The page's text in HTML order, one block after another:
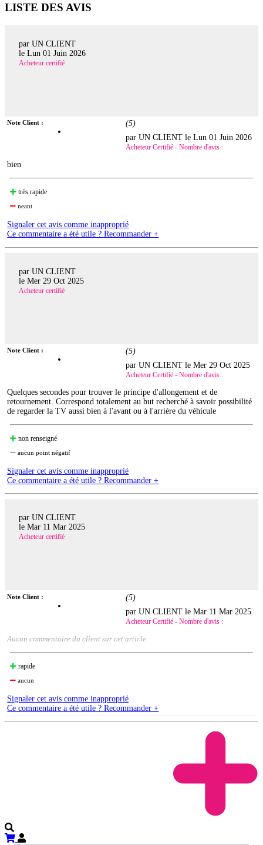
LISTE DES AVIS
par UN CLIENT
le Lun 01 Juin 2026
Acheteur certifié
Note Client : (5)
par UN CLIENT leLun 01 Juin 2026
Acheteur Certifié - Nombre d'avis :
bien
très rapide
neant
Signaler cet avis comme inapproprié
Ce commentaire a été utile ? Recommander +
par UN CLIENT
le Mer 29 Oct 2025
Acheteur certifié
Note Client : (5)
par UN CLIENT leMer 29 Oct 2025
Acheteur Certifié - Nombre d'avis :
Quelques secondes pour trouver le principe d'allongement et de
retournement. Correspond totalement au but recherché à savoir possibilité
de regarder la TV aussi bien à l'avant ou à l'arrière du véhicule
non renseigné
aucun point négatif
Signaler cet avis comme inapproprié
Ce commentaire a été utile ? Recommander +
par UN CLIENT
le Mar 11 Mar 2025
Acheteur certifié
Note Client : (5)
par UN CLIENT leMar 11 Mar 2025
Acheteur Certifié - Nombre d'avis :
Aucun commentaire du client sur cet article
rapide
aucun
Signaler cet avis comme inapproprié
Ce commentaire a été utile ? Recommander +